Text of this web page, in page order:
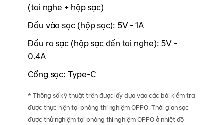
(tai nghe + hộp sạc)
Đầu vào sạc (hộp sạc): 5V - 1A
Đầu ra sạc (hộp sạc đến tai nghe): 5V -
0.4A
Cổng sạc: Type-C
* Thông số kỹ thuật trên được lấy dựa vào các bài kiểm tra
được thực hiện tại phòng thí nghiệm OPPO. Thời gian sạc
được thử nghiệm tại phòng thí nghiệm OPPO ở nhiệt độ